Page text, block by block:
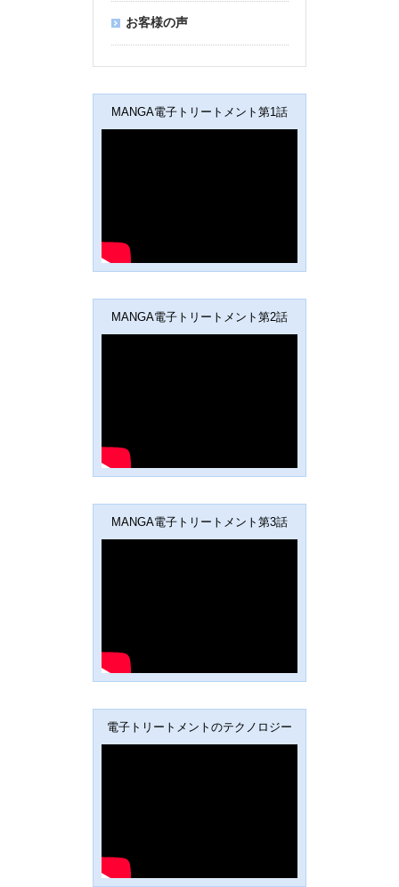
お客様の声
MANGA電子トリートメント第1話
MANGA電子トリートメント第2話
MANGA電子トリートメント第3話
電子トリートメントのテクノロジー